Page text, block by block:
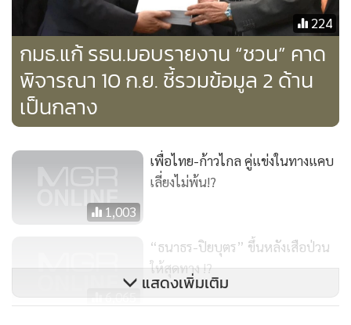
จริงหรือไม่ เพราะการไปแตะในเรื่องแบบนั้น จะทำให้ “เสียการ
ใหญ่” หรือแก้ไขไม่สำเร็จตั้งแต่ต้น ขณะที่พรรคก้าวไกล โดย
นายปิยบุตร แสงกนกกุล ที่เวลานี้เป็นแกนนำกลุ่มก้าวหน้า ระบุ
ว่า จะใช้มวลชนจากภายนอก กดดันการแก้ไขรัฐธรรมนูญ โดยจะ
ใช้วิธีการรวบรวมรายชื่อประชาชนเสนอญัตติแก้ไขรัฐธรรมนูญ
แต่ที่น่าจับตาก็คือ ภายในกลุ่มของพวก “นักประชาธิปไตย”
พวกนี้ ก็ยังมีความขัดแย้งแยกย่อยออกไปอีก เมื่อกลุ่มของ
“ปวิน-สมศักดิ์” เข้าไปด่า “ธนาธร-ปิยบุตร” ในเรื่องที่ไม่ยอม
เป็นผู้นำมวลชนลงถนนออกมานำม็อบเยาวชนอย่างเปิดเผย จน
เกิดการวิวาทะผ่านโซเชียล ขณะที่บรรดาสาวกทั้งหลายก็ “ทัวร์
ลง” ไปด่าพรรคเพื่อไทย ในเรื่องแนวทางการแก้ไขรัฐธรรมนูญ
นอกเหนือจากนี้ การเคลื่อนไหวของพวกแกนนำม็อบบางคน ที่
224
กมธ.แก้ รธน.มอบรายงาน “ชวน” คาด
พิจารณา 10 ก.ย. ชี้รวมข้อมูล 2 ด้าน
เป็นกลาง
1,003
เพื่อไทย-ก้าวไกล คู่แข่งในทางแคบ
เลี่ยงไม่พ้น!?
6,065
“ธนาธร-ปิยบุตร” ขึ้นหลังเสือป่วน
ให้สุดทาง !?
แสดงเพิ่มเติม